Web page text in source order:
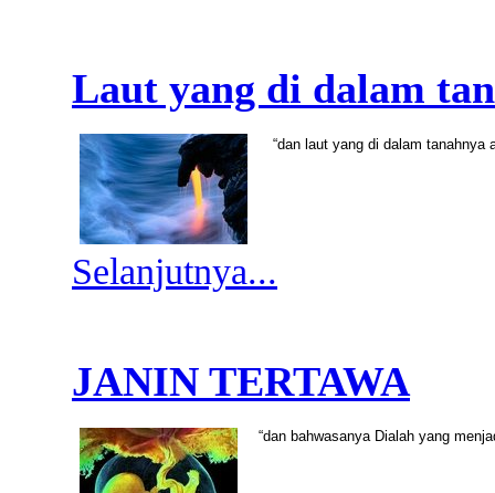
Laut yang di dalam
“dan laut yang di dalam tanahnya
Selanjutnya...
JANIN TERTAWA
“dan bahwasanya Dialah yang